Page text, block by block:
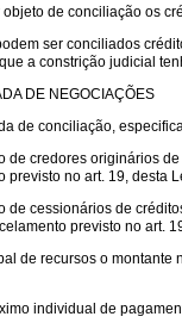
objeto de conciliação os
ser conciliados
a constrição judicial
DE NEGOCIAÇÕES
de conciliação,
de credores originários
previsto no art. 19, desta
de cessionários de
previsto no art.
de recursos o montante
individual de